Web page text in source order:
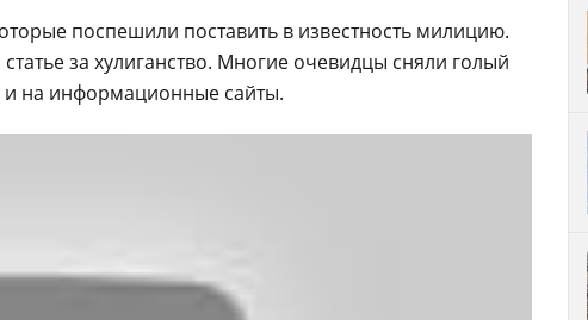
поспешили поставить в известность милицию.
за хулиганство. Многие очевидцы сняли голый
на информационные сайты.